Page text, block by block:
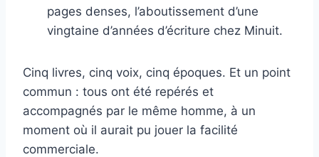
pages denses, l’aboutissement d’une
vingtaine d’années d’écriture chez Minuit.
Cinq livres, cinq voix, cinq époques. Et un point
commun : tous ont été repérés et
accompagnés par le même homme, à un
moment où il aurait pu jouer la facilité
commerciale.